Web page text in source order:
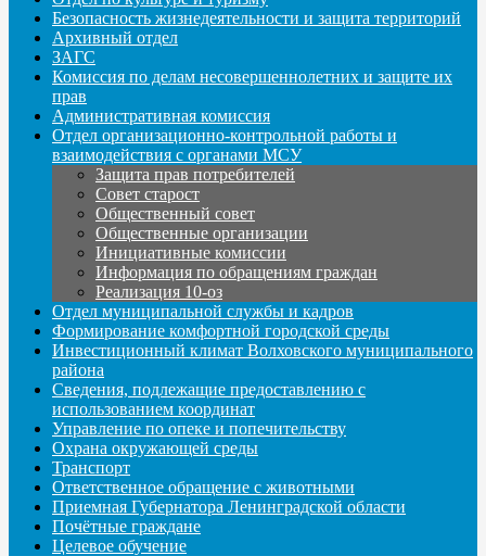
Безопасность жизнедеятельности и защита территорий
Архивный отдел
ЗАГС
Комиссия по делам несовершеннолетних и защите их
прав
Административная комиссия
Отдел организационно-контрольной работы и
взаимодействия с органами МСУ
Защита прав потребителей
Совет старост
Общественный совет
Общественные организации
Инициативные комиссии
Информация по обращениям граждан
Реализация 10-оз
Отдел муниципальной службы и кадров
Формирование комфортной городской среды
Инвестиционный климат Волховского муниципального
района
Сведения, подлежащие предоставлению с
использованием координат
Управление по опеке и попечительству
Охрана окружающей среды
Транспорт
Ответственное обращение с животными
Приемная Губернатора Ленинградской области
Почётные граждане
Целевое обучение